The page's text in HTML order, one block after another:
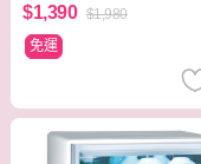
$1,390 $1,980
免運